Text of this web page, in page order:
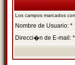
Los campos marcados
Nombre de Usuario: *
Direcci�n de E-mail: *